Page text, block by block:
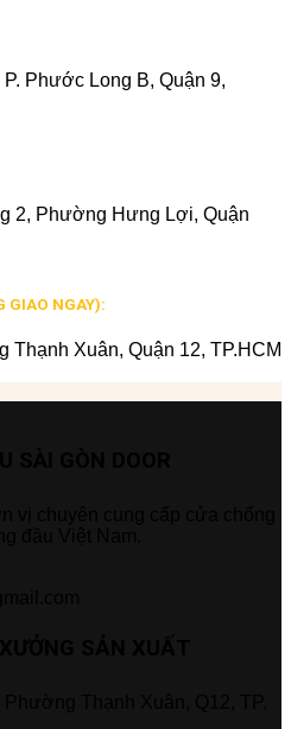
Phước Long B, Quận 9,
2, Phường Hưng Lợi, Quận
GIAO NGAY):
Thạnh Xuân, Quận 12, TP.HCM